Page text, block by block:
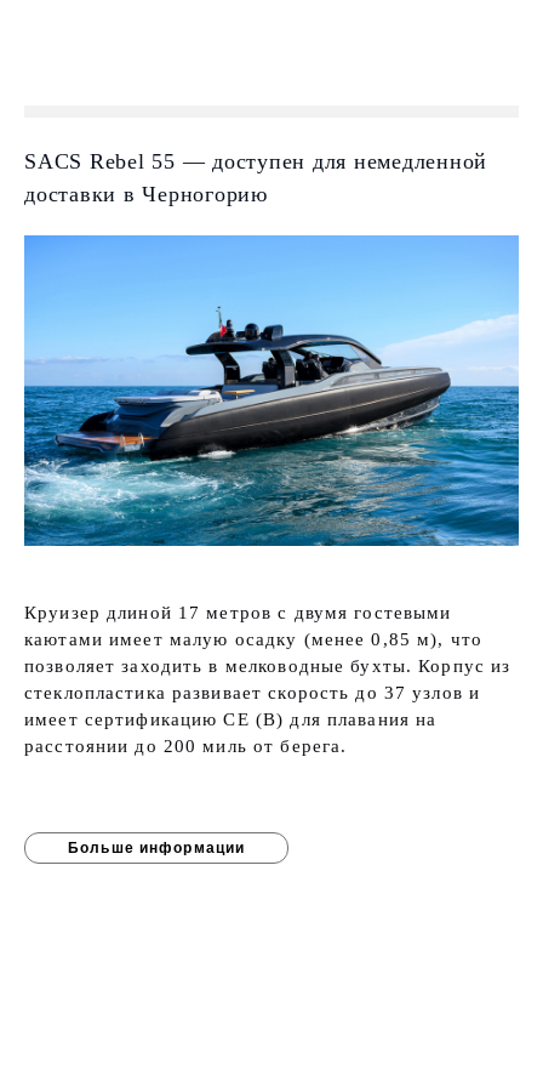
SACS Rebel 55 — доступен для немедленной
доставки в Черногорию
Круизер длиной 17 метров с двумя гостевыми
каютами имеет малую осадку (менее 0,85 м), что
позволяет заходить в мелководные бухты. Корпус из
стеклопластика развивает скорость до 37 узлов и
имеет сертификацию CE (B) для плавания на
расстоянии до 200 миль от берега.
Больше информации